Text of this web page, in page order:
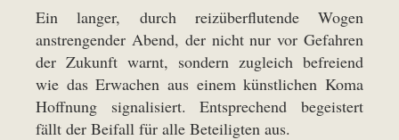
Ein langer, durch reizüberflutende Wogen
anstrengender Abend, der nicht nur vor Gefahren
der Zukunft warnt, sondern zugleich befreiend
wie das Erwachen aus einem künstlichen Koma
Hoffnung signalisiert. Entsprechend begeistert
fällt der Beifall für alle Beteiligten aus.